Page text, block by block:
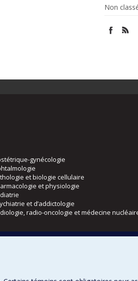
Non
gynécologie
et biologie cellulaire
et physiologie
et d’addictologie
radio-oncologie et médecine